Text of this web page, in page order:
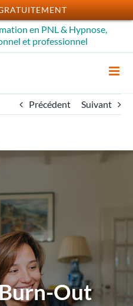
en PNL & Hypnose,
et professionnel
Précédent Suivant
Out